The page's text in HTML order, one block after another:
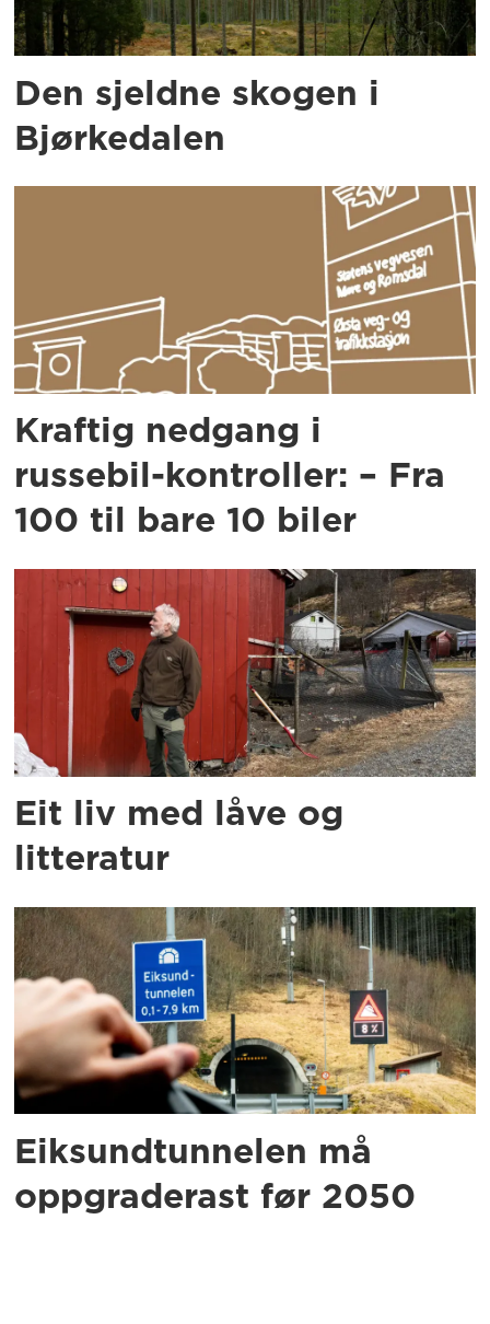
Den sjeldne skogen i
Bjørkedalen
Kraftig nedgang i
russebil-kontroller: – Fra
100 til bare 10 biler
Eit liv med låve og
litteratur
Eiksundtunnelen må
oppgraderast før 2050